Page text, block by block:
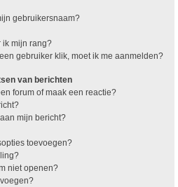
gebruikersnaam?
ik mijn rang?
gebruiker klik, moet ik me aanmelden?
van berichten
forum of maak een reactie?
mijn bericht?
toevoegen?
niet openen?